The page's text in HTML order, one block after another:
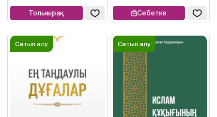
Толығырақ Себетке
Сатып алу Сатып алу